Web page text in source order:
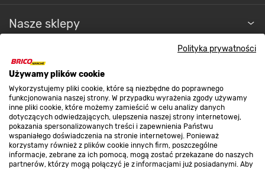
Polityka prywatności
Używamy plików cookie
Wykorzystujemy pliki cookie, które są niezbędne do poprawnego
funkcjonowania naszej strony. W przypadku wyrażenia zgody używamy
inne pliki cookie, które możemy zamieścić w celu analizy danych
dotyczących odwiedzających, ulepszenia naszej strony internetowej,
pokazania spersonalizowanych treści i zapewnienia Państwu
wspaniałego doświadczenia na stronie internetowej. Ponieważ
korzystamy również z plików cookie innych firm, poszczególne
informacje, zebrane za ich pomocą, mogą zostać przekazane do naszych
partnerów, którzy mogą połączyć je z informacjami już posiadanymi. Aby
Nasze sklepy
O nas
Kontakt do sklepu
Strefa biznesu